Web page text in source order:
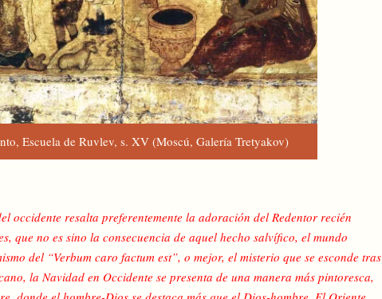
Escuela de Ruvlev, s. XV (Moscú, Galería Tretyakov)
occidente resalta preferentemente la adoración del Redentor recién
que no es sino la consecuencia de aquel hecho salvífico, el mundo
del “Verbum caro factum est”, o mejor, el misterio que se esconde tras
la Navidad en Occidente se presenta de una manera más pintoresca,